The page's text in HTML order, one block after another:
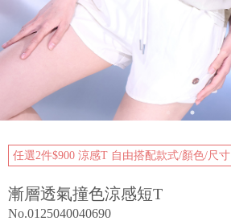
任選2件$900 涼感T 自由搭配款式/顏色/尺寸
漸層透氣撞色涼感短T
No.0125040040690